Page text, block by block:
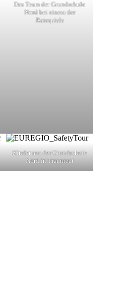
Das Team der Grundschule
Nord bei einem der
Ratespiele
Kinder aus der Grundschule
Nord in Traunreut